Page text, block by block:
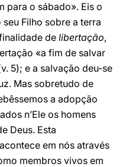
para o sábado». Eis o
Filho sobre a terra
de libertação,
«a fim de salvar
5); e a salvação deu-se
Mas sobretudo de
a adopção
n’Ele os homens
Deus. Esta
em nós através
membros vivos em